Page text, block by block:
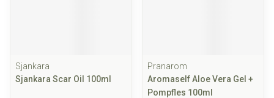
Sjankara
Sjankara Scar Oil 100ml
Pranarom
Aromaself Aloe Vera Gel +
Pompfles 100ml